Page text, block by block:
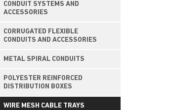
CONDUIT SYSTEMS AND
ACCESSORIES
CORRUGATED FLEXIBLE
CONDUITS AND ACCESSORIES
METAL SPIRAL CONDUITS
POLYESTER REINFORCED
DISTRIBUTION BOXES
WIRE MESH CABLE TRAYS